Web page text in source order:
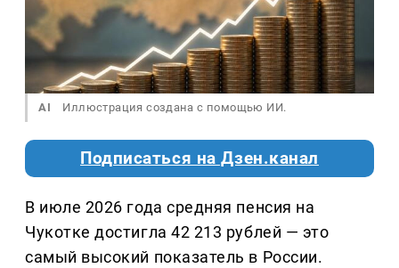
AI Иллюстрация создана с помощью ИИ.
Подписаться на Дзен.канал
В июле 2026 года средняя пенсия на
Чукотке достигла 42 213 рублей — это
самый высокий показатель в России.